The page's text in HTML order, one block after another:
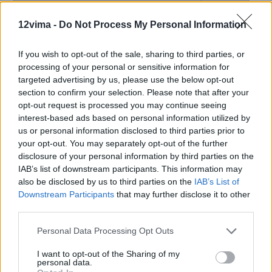
12vima - Do Not Process My Personal Information
If you wish to opt-out of the sale, sharing to third parties, or
processing of your personal or sensitive information for
targeted advertising by us, please use the below opt-out
section to confirm your selection. Please note that after your
opt-out request is processed you may continue seeing
interest-based ads based on personal information utilized by
us or personal information disclosed to third parties prior to
your opt-out. You may separately opt-out of the further
disclosure of your personal information by third parties on the
IAB’s list of downstream participants. This information may
also be disclosed by us to third parties on the IAB’s List of
Downstream Participants that may further disclose it to other
Personal Data Processing Opt Outs
I want to opt-out of the Sharing of my
personal data.
«Το 70% των κλήσεων αφορά εφήβους
13-17 ετών»
Σύμφωνα με την κα Σπυροπούλου, οι 699 υποθέσεις που
κλήθηκε να αντιμετωπίσει ο Οργανισμός,
υποθέσεις την ημέρα με παιδιά που ζητάνε βοήθεια. Ο
70% του συνόλου των κλήσεων αφορά εφήβους 13-17 ετών,